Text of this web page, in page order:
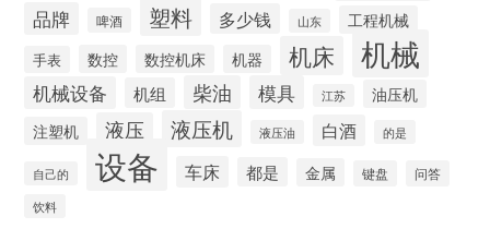
品牌 啤酒 塑料 多少钱 山东 工程机械
手表 数控 数控机床 机器 机床 机械
机械设备 机组 柴油 模具 江苏
油压机
注塑机
液压 液压机 液压油 白酒 的是
自己的 设备 车床 都是 金属 键盘 问答
饮料